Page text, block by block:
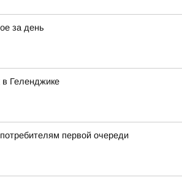
за день
Геленджике
первой очереди